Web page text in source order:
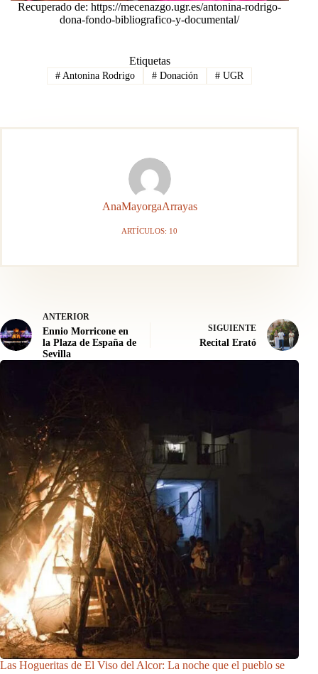
Recuperado de: https://mecenazgo.ugr.es/antonina-rodrigo-
dona-fondo-bibliografico-y-documental/
Etiquetas
# Antonina Rodrigo # Donación #UGR
AnaMayorgaArrayas
ARTÍCULOS: 10
ANTERIOR
Ennio Morricone en
la Plaza de España de
Sevilla
SIGUIENTE
Recital Erató
Las Hogueritas de El Viso del Alcor: La noche que el pueblo se